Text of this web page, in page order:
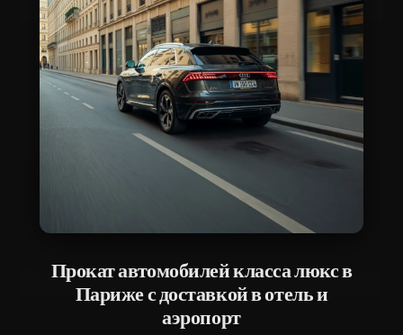
Прокат автомобилей класса люкс в
Париже с доставкой в отель и
аэропорт